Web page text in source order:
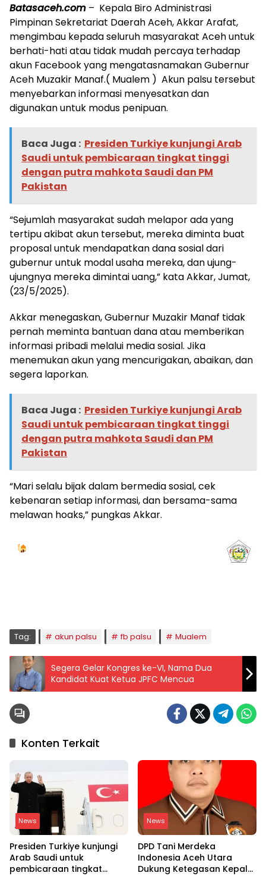
Batasaceh.com – Kepala Biro Administrasi
Pimpinan Sekretariat Daerah Aceh, Akkar Arafat,
mengimbau kepada seluruh masyarakat Aceh untuk
berhati-hati atau tidak mudah percaya terhadap
akun Facebook yang mengatasnamakan Gubernur
Aceh Muzakir Manaf.( Mualem ) Akun palsu tersebut
menyebarkan informasi menyesatkan dan
digunakan untuk modus penipuan.
Baca Juga : Presiden Turkiye kunjungi Arab
Saudi untuk pembicaraan tingkat tinggi
dengan putra mahkota Saudi dan PM
Pakistan
“Sejumlah masyarakat sudah melapor ada yang
tertipu akibat akun tersebut, mereka diminta buat
proposal untuk mendapatkan dana sosial dari
gubernur untuk modal usaha mereka, dan ujung-
ujungnya mereka dimintai uang,” kata Akkar, Jumat,
(23/5/2025).
Akkar menegaskan, Gubernur Muzakir Manaf tidak
pernah meminta bantuan dana atau memberikan
informasi pribadi melalui media sosial. Jika
menemukan akun yang mencurigakan, abaikan, dan
segera laporkan.
Baca Juga : Presiden Turkiye kunjungi Arab
Saudi untuk pembicaraan tingkat tinggi
dengan putra mahkota Saudi dan PM
Pakistan
“Mari selalu bijak dalam bermedia sosial, cek
kebenaran setiap informasi, dan bersama-sama
melawan hoaks,” pungkas Akkar.
Tag: akun palsu fb palsu Mualem
Segera Gelar Kongres ke-VI, Nama Dua
Kandidat Kuat Ketua JPFC Mencua
Konten Terkait
News
Presiden Turkiye kunjungi
Arab Saudi untuk
pembicaraan tingkat
News
DPD Tani Merdeka
Indonesia Aceh Utara
Dukung Ketegasan Kepala